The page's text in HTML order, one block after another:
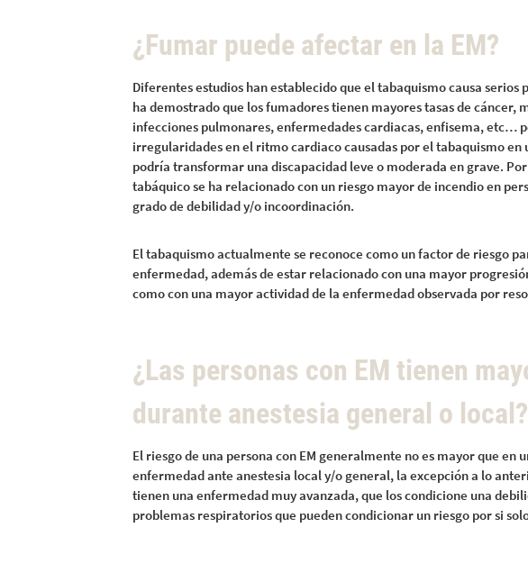
¿Fumar puede afectar en la EM?
Diferentes estudios han establecido que el tabaquismo causa serios
ha demostrado que los fumadores tienen mayores tasas de cáncer,
infecciones pulmonares, enfermedades cardiacas, enfisema, etc…
irregularidades en el ritmo cardiaco causadas por el tabaquismo en
podría transformar una discapacidad leve o moderada en grave.
tabáquico se ha relacionado con un riesgo mayor de incendio en
grado de debilidad y/o incoordinación.
El tabaquismo actualmente se reconoce como un factor de riesgo
enfermedad, además de estar relacionado con una mayor
como con una mayor actividad de la enfermedad observada por
¿Las personas con EM tienen
durante anestesia general o local?
El riesgo de una persona con EM generalmente no es mayor que en
enfermedad ante anestesia local y/o general, la excepción a lo
tienen una enfermedad muy avanzada, que los condicione una
problemas respiratorios que pueden condicionar un riesgo por si